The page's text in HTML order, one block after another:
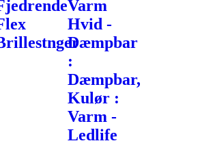
Varm
Hvid -
Dæmpbar
:
Dæmpbar,
Kulør :
Varm -
Ledlife